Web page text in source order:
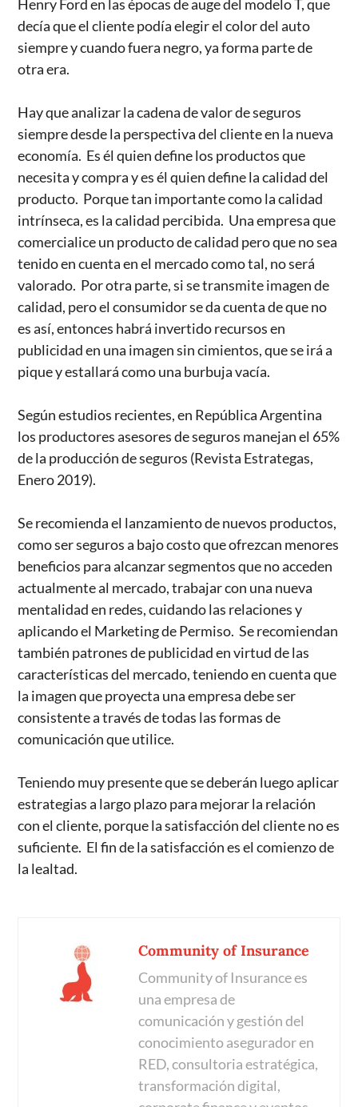
Henry Ford en las épocas de auge del modelo T, que
decía que el cliente podía elegir el color del auto
siempre y cuando fuera negro, ya forma parte de
otra era.
Hay que analizar la cadena de valor de seguros
siempre desde la perspectiva del cliente en la nueva
economía. Es él quien define los productos que
necesita y compra y es él quien define la calidad del
producto. Porque tan importante como la calidad
intrínseca, es la calidad percibida. Una empresa que
comercialice un producto de calidad pero que no sea
tenido en cuenta en el mercado como tal, no será
valorado. Por otra parte, si se transmite imagen de
calidad, pero el consumidor se da cuenta de que no
es así, entonces habrá invertido recursos en
publicidad en una imagen sin cimientos, que se irá a
pique y estallará como una burbuja vacía.
Según estudios recientes, en República Argentina
los productores asesores de seguros manejan el 65%
de la producción de seguros (Revista Estrategas,
Enero 2019).
Se recomienda el lanzamiento de nuevos productos,
como ser seguros a bajo costo que ofrezcan menores
beneficios para alcanzar segmentos que no acceden
actualmente al mercado, trabajar con una nueva
mentalidad en redes, cuidando las relaciones y
aplicando el Marketing de Permiso. Se recomiendan
también patrones de publicidad en virtud de las
características del mercado, teniendo en cuenta que
la imagen que proyecta una empresa debe ser
consistente a través de todas las formas de
comunicación que utilice.
Teniendo muy presente que se deberán luego aplicar
estrategias a largo plazo para mejorar la relación
con el cliente, porque la satisfacción del cliente no es
suficiente. El fin de la satisfacción es el comienzo de
la lealtad.
Community of Insurance
Community of Insurance es
una empresa de
comunicación y gestión del
conocimiento asegurador en
RED, consultoria estratégica,
transformación digital,